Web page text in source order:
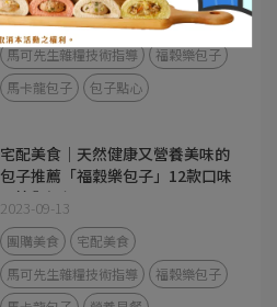
團購美食
宅配美食
馬可先生雜糧技術指導
福穀樂包子
馬卡龍包子
包子點心
宅配美食｜天然健康又營養美味的
包子推薦「福穀樂包子」12款口味
開箱與評價。
2023-09-13
團購美食
宅配美食
馬可先生雜糧技術指導
福穀樂包子